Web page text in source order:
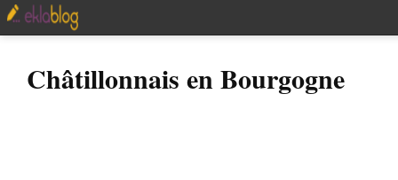
Châtillonnais en Bourgogne